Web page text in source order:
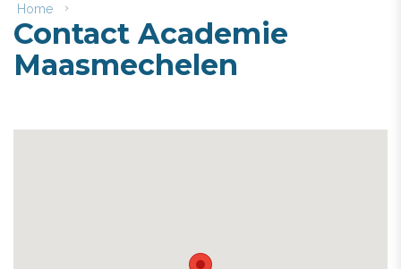
Home
Academie
Maasmechelen
Contact Academie
Maasmechelen